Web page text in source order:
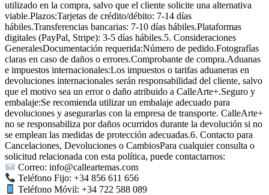
utilizado en la compra, salvo que el cliente solicite una alternativa
viable.Plazos:Tarjetas de crédito/débito: 7-14 días
hábiles.Transferencias bancarias: 7-10 días hábiles.Plataformas
digitales (PayPal, Stripe): 3-5 días hábiles.5. Consideraciones
GeneralesDocumentación requerida:Número de pedido.Fotografías
claras en caso de daños o errores.Comprobante de compra.Aduanas
e impuestos internacionales:Los impuestos o tarifas aduaneras en
devoluciones internacionales serán responsabilidad del cliente, salvo
que el motivo sea un error o daño atribuido a CalleArte+.Seguro y
embalaje:Se recomienda utilizar un embalaje adecuado para
devoluciones y asegurarlas con la empresa de transporte. CalleArte+
no se responsabiliza por daños ocurridos durante la devolución si no
se emplean las medidas de protección adecuadas.6. Contacto para
Cancelaciones, Devoluciones o CambiosPara cualquier consulta o
solicitud relacionada con esta política, puede contactarnos:
Correo: info@calleartemas.com
Teléfono Fijo: +34 856 611 656
Teléfono Móvil: +34 722 588 089